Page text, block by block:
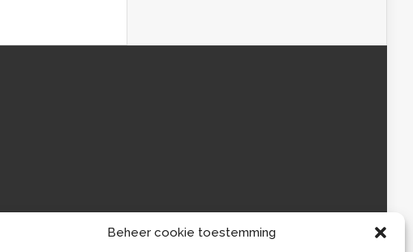
Beheer cookie toestemming